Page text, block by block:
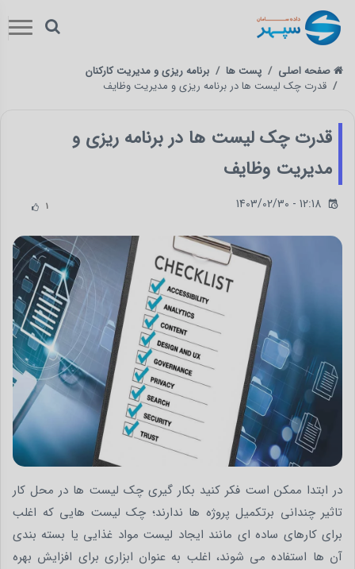
صفحه اصلی پست ها
برنامه ریزی و مدیریت کارکنان
قدرت چک لیست ها در برنامه ریزی و مدیریت وظایف
قدرت چک لیست ها در برنامه ریزی و
مدیریت وظایف
1 1403/02/30 - 12:18
در ابتدا ممکن است فکر کنید بکار گیری چک لیست ها در محل کار
تاثیر چندانی برتکمیل پروژه ها ندارند؛ چک لیست هایی که اغلب
برای کارهای ساده ای مانند ایجاد لیست مواد غذایی یا بسته بندی
آن ها استفاده می شوند، اغلب به عنوان ابزاری برای افزایش بهره